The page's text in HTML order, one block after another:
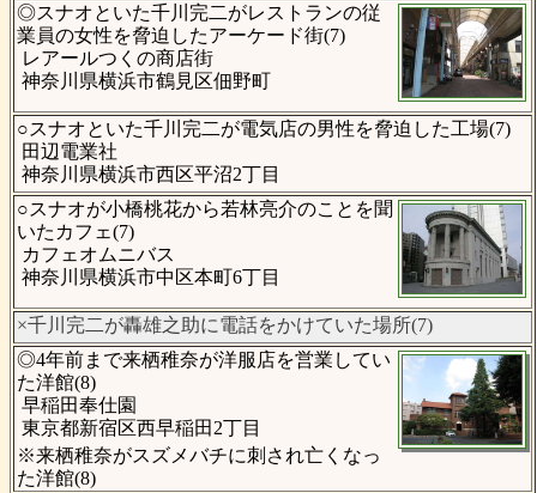
◎スナオといた千川完二がレストランの従
業員の女性を脅迫したアーケード街(7)
レアールつくの商店街
神奈川県横浜市鶴見区佃野町
○スナオといた千川完二が電気店の男性を脅迫した工場(7)
田辺電業社
神奈川県横浜市西区平沼2丁目
○スナオが小橋桃花から若林亮介のことを聞
いたカフェ(7)
カフェオムニバス
神奈川県横浜市中区本町6丁目
×千川完二が轟雄之助に電話をかけていた場所(7)
◎4年前まで来栖稚奈が洋服店を営業してい
た洋館(8)
早稲田奉仕園
東京都新宿区西早稲田2丁目
※来栖稚奈がスズメバチに刺され亡くなっ
た洋館(8)